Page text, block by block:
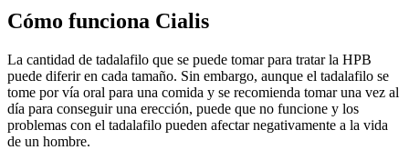
Cómo funciona Cialis
La cantidad de tadalafilo que se puede tomar para tratar la HPB
puede diferir en cada tamaño. Sin embargo, aunque el tadalafilo se
tome por vía oral para una comida y se recomienda tomar una vez al
día para conseguir una erección, puede que no funcione y los
problemas con el tadalafilo pueden afectar negativamente a la vida
de un hombre.